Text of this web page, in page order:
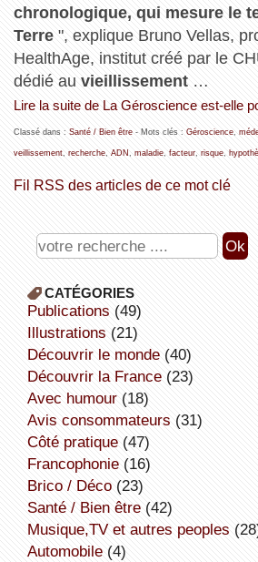
chronologique, qui mesure le
Terre", explique Bruno Vellas,
HealthAge, institut créé par le
dédié au vieillissement…
Lire la suite de La Géroscience est-elle
Classé dans : Santé / Bien être- Mots clés : Géroscience,
veillissement, recherche, ADN maladie, facteur, risque,
Fil RSS des articles de ce mot clé
CATÉGORIES
publications (49)
illustrations (21)
découvrir le monde(40)
découvrir la France(23)
avec humour(18)
avis consommateurs (31)
côté pratique(47)
Francophonie(16)
Brico / Déco(23)
Santé / Bien être(42)
Musique,TV et autres peoples
Automobile(4)